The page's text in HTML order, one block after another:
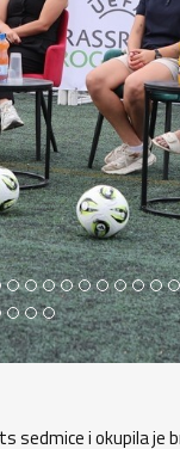
sedmice i okupila je